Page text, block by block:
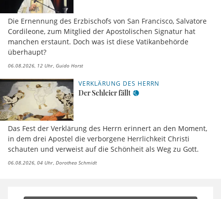
Die Ernennung des Erzbischofs von San Francisco, Salvatore
Cordileone, zum Mitglied der Apostolischen Signatur hat
manchen erstaunt. Doch was ist diese Vatikanbehörde
überhaupt?
06.08.2026, 12 Uhr Guido Horst
VERKLÄRUNG DES HERRN
Der Schleier fällt
Das Fest der Verklärung des Herrn erinnert an den Moment,
in dem drei Apostel die verborgene Herrlichkeit Christi
schauten und verweist auf die Schönheit als Weg zu Gott.
06.08.2026, 04 Uhr Dorothea Schmidt